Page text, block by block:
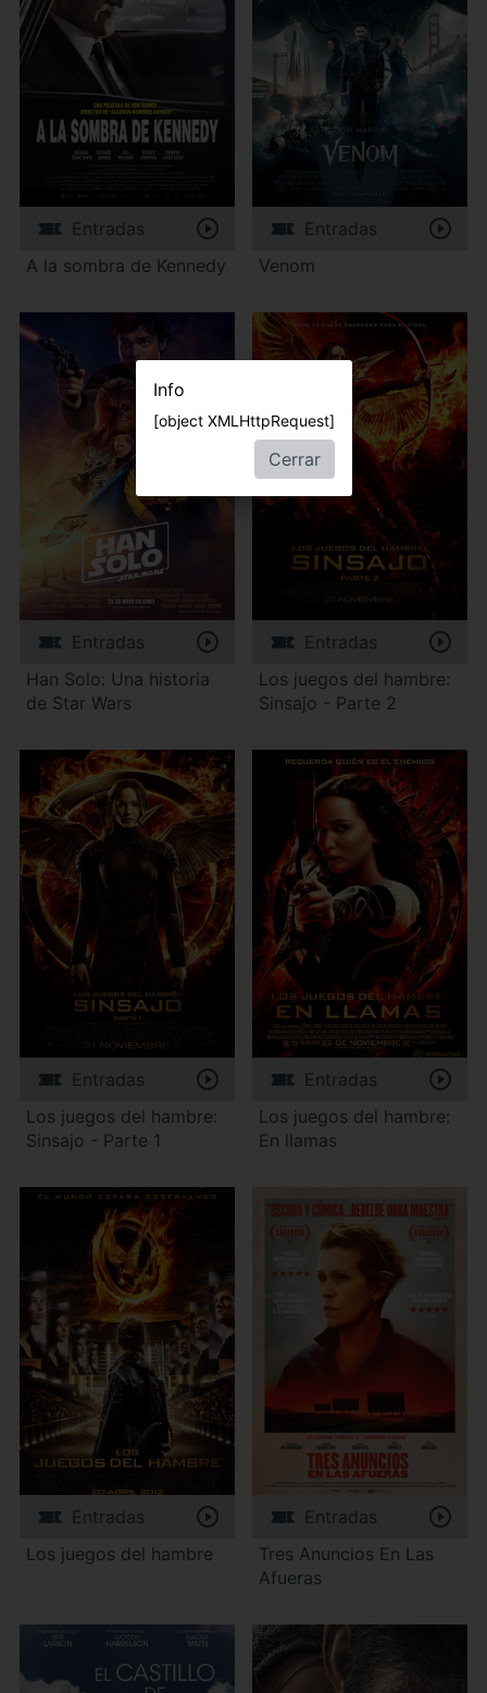
Entradas
A la sombra de Kennedy
Entradas
Venom
Entradas
Han Solo: Una historia
de Star Wars
Entradas
Los juegos del hambre:
Sinsajo - Parte 2
Entradas
Los juegos del hambre:
Sinsajo - Parte 1
Entradas
Los juegos del hambre:
En llamas
Entradas
Los juegos del hambre
Entradas
Tres Anuncios En Las
Afueras
Info
[object XMLHttpRequest]
Cerrar